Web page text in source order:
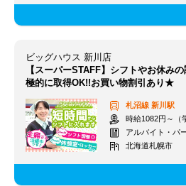
ビッグハウス 新川店
【スーパーSTAFF】シフトやお休み
極的に取得OK!!お買い物割引あり★
札沼線 新川駅
時給1082円～（
アルバイト・パ
北海道札幌市